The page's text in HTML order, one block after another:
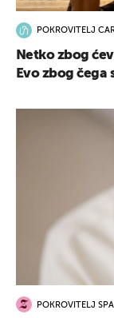
POKROVITELJ
Netko zbog
Evo zbog
POKROVITELJ